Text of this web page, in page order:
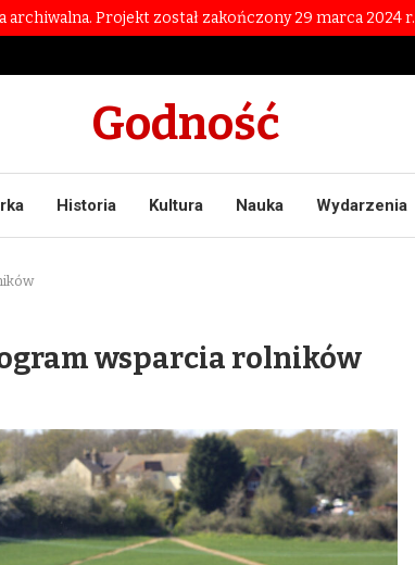
archiwalna. Projekt został zakończony 29 marca 2024 r.
Godność
Historia Kultura Nauka Wydarzenia
wsparcia rolników